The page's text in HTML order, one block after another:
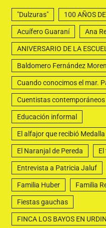
"Dulzuras" 100 AÑOS
Acuífero Guaraní Ana
ANIVERSARIO DE LA
Baldomero Fernández
Cuando conocimos el mar.
Cuentistas contemporáneos
Educación informal
El alfajor que recibió
El Naranjal de Pereda
Entrevista a Patricia Jaluf
Familia Huber Familia
Fiestas gauchas
FINCA LOS BAYOS EN